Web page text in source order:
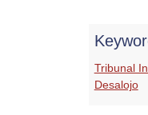
Tribunal
Desalojo